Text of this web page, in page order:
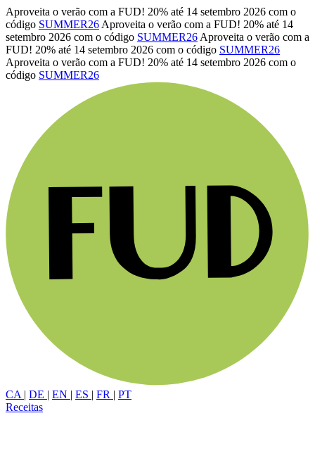
Aproveita o verão com a FUD! 20% até 14 setembro 2026 com o
código SUMMER26 Aproveita o verão com a FUD! 20% até 14
setembro 2026 com o código SUMMER26 Aproveita o verão com a
FUD! 20% até 14 setembro 2026 com o código SUMMER26
Aproveita o verão com a FUD! 20% até 14 setembro 2026 com o
código SUMMER26
CA | DE | EN | ES | FR | PT
Receitas